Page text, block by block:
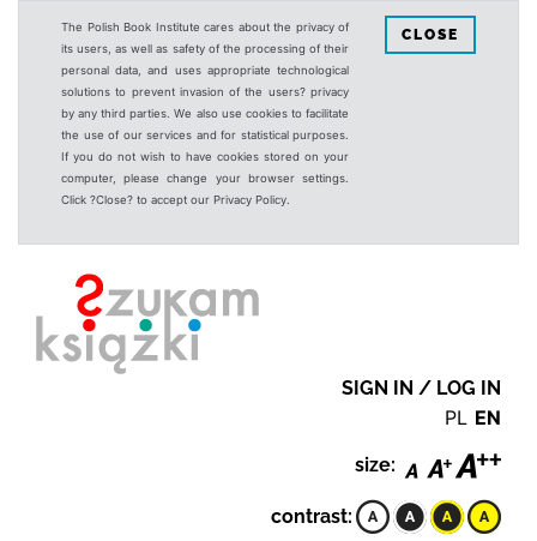
The Polish Book Institute cares about the privacy of
its users, as well as safety of the processing of their
personal data, and uses appropriate technological
solutions to prevent invasion of the users? privacy
by any third parties. We also use cookies to facilitate
the use of our services and for statistical purposes.
If you do not wish to have cookies stored on your
computer, please change your browser settings.
Click ?Close? to accept our Privacy Policy.
CLOSE
SIGN IN / LOG IN
PL EN
size:
contrast: